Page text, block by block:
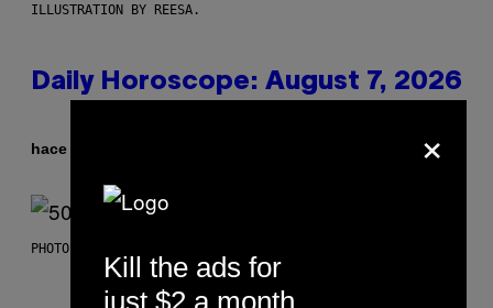
ILLUSTRATION BY REESA.
Daily Horoscope: August 7, 2026
hace 2 horas
PHOTO BY GREGORY BOJORQUEZ/GETTY IMAGES
×
Kill the ads for
just $2 a month